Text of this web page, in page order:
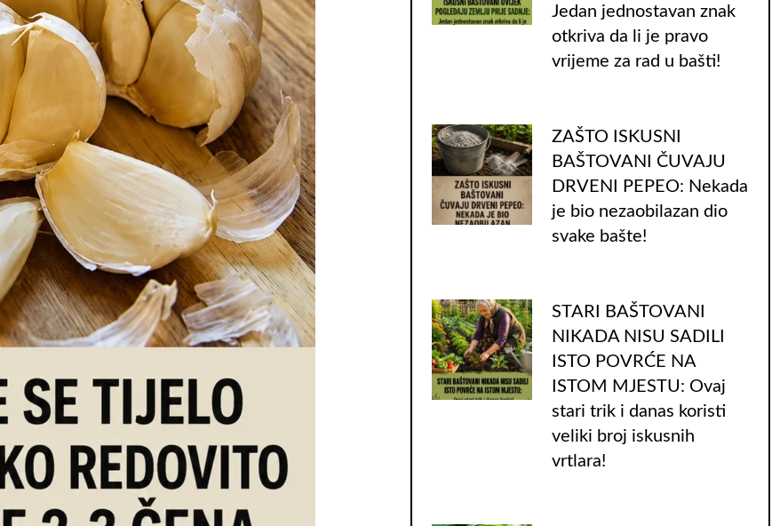
Jedan jednostavan znak
otkriva da li je pravo
vrijeme za rad u bašti!
ZAŠTO ISKUSNI
BAŠTOVANI ČUVAJU
DRVENI PEPEO: Nekada
je bio nezaobilazan dio
svake bašte!
STARI BAŠTOVANI
NIKADA NISU SADILI
ISTO POVRĆE NA
ISTOM MJESTU: Ovaj
stari trik i danas koristi
veliki broj iskusnih
vrtlara!